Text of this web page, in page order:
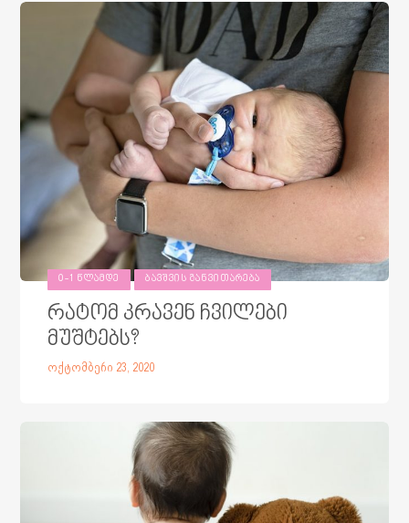
0-1 ᲬᲚᲐᲛᲓᲔ ᲑᲐᲕᲨᲕᲘᲡ ᲒᲐᲜᲕᲘᲗᲐᲠᲔᲑᲐ
რატომ კრავენ ჩვილები
მუშტებს?
ოქტომბერი 23, 2020